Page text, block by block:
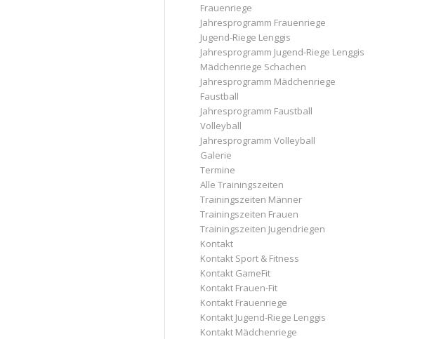
Frauenriege
Jahresprogramm Frauenriege
Jugend-Riege Lenggis
Jahresprogramm Jugend-Riege Lenggis
Mädchenriege Schachen
Jahresprogramm Mädchenriege
Faustball
Jahresprogramm Faustball
Volleyball
Jahresprogramm Volleyball
Galerie
Termine
Alle Trainingszeiten
Trainingszeiten Männer
Trainingszeiten Frauen
Trainingszeiten Jugendriegen
Kontakt
Kontakt Sport & Fitness
Kontakt GameFit
Kontakt Frauen-Fit
Kontakt Frauenriege
Kontakt Jugend-Riege Lenggis
Kontakt Mädchenriege